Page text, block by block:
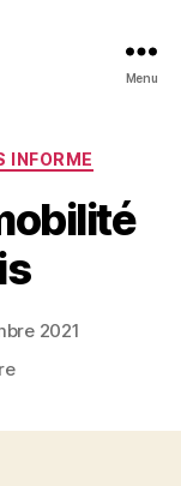
Menu
INFORME
2021
sur